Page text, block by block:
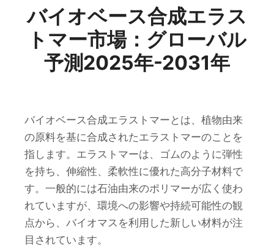
バイオベース合成エラス
トマー市場：グローバル
予測2025年-2031年
バイオベース合成エラストマーとは、植物由来
の原料を基に合成されたエラストマーのことを
指します。エラストマーは、ゴムのように弾性
を持ち、伸縮性、柔軟性に優れた高分子材料で
す。一般的には石油由来のポリマーが広く使わ
れていますが、環境への影響や持続可能性の観
点から、バイオマスを利用した新しい材料が注
目されています。